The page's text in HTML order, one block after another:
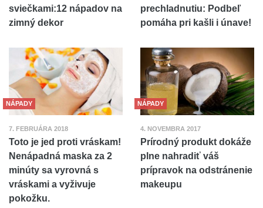
sviečkami:12 nápadov na
zimný dekor
prechladnutiu: Podbeľ
pomáha pri kašli i únave!
NÁPADY
7. FEBRUÁRA 2018
Toto je jed proti vráskam!
Nenápadná maska za 2
minúty sa vyrovná s
vráskami a vyživuje
pokožku.
NÁPADY
4. NOVEMBRA 2017
Prírodný produkt dokáže
plne nahradiť váš
prípravok na odstránenie
makeupu